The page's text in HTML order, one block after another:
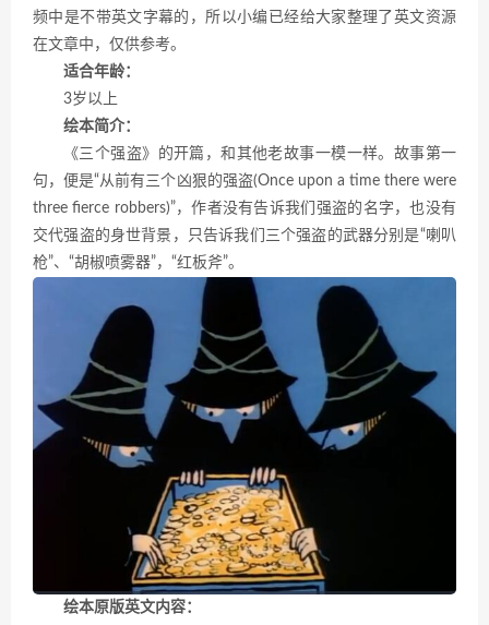
频中是不带英文字幕的，所以小编已经给大家整理了英文资源
在文章中，仅供参考。
适合年龄：
3岁以上
绘本简介：
《三个强盗》的开篇，和其他老故事一模一样。故事第一
句，便是“从前有三个凶狠的强盗(Once upon a time there were
three fierce robbers)”，作者没有告诉我们强盗的名字，也没有
交代强盗的身世背景，只告诉我们三个强盗的武器分别是“喇叭
枪”、“胡椒喷雾器”，“红板斧”。
绘本原版英文内容：